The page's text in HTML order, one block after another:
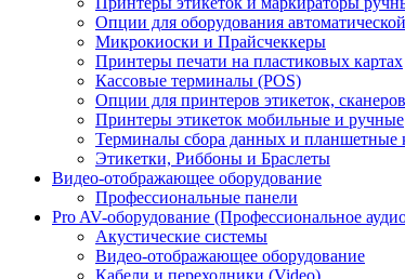
Опции для оборудования
Микрокиоски и Прайсчеккеры
Принтеры печати на пластиковых картах
Кассовые терминалы (POS)
Опции для принтеров этикеток,
Принтеры этикеток мобильные и ручные
Терминалы сбора данных и планшетные
Этикетки, Риббоны и Браслеты
Видео-отображающее оборудование
Профессиональные панели
Pro AV-оборудование (Профессиональное
Акустические системы
Видео-отображающее оборудование